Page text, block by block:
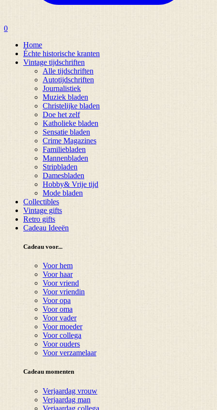
0
Home
Échte historische kranten
Vintage tijdschriften
Alle tijdschriften
Autotijdschriften
Journalistiek
Muziek bladen
Christelijke bladen
Doe het zelf
Katholieke bladen
Sensatie bladen
Crime Magazines
Familiebladen
Mannenbladen
Stripbladen
Damesbladen
Hobby& Vrije tijd
Mode bladen
Collectibles
Vintage gifts
Retro gifts
Cadeau Ideeën
Cadeau voor...
Voor hem
Voor haar
Voor vriend
Voor vriendin
Voor opa
Voor oma
Voor vader
Voor moeder
Voor collega
Voor ouders
Voor verzamelaar
Cadeau momenten
Verjaardag vrouw
Verjaardag man
Verjaardag collega